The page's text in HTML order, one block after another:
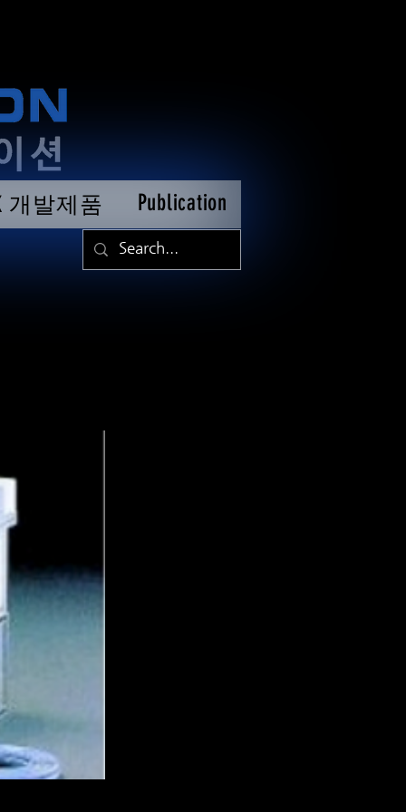
개발제품 Publication